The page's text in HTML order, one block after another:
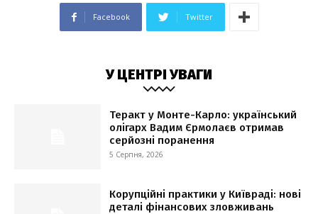
Facebook Twitter
У ЦЕНТРІ УВАГИ
Теракт у Монте-Карло: український
олігарх Вадим Єрмолаєв отримав
серйозні поранення
5 Серпня, 2026
Корупційні практики у Київраді: нові
деталі фінансових зловживань